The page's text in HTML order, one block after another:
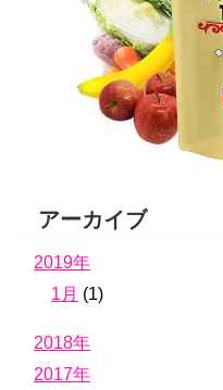
アーカイブ
2019年
1月 (1)
2018年
2017年